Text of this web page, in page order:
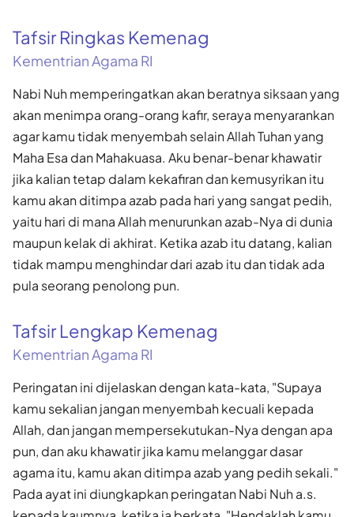
Tafsir Ringkas Kemenag
Kementrian Agama RI
Nabi Nuh memperingatkan akan beratnya siksaan yang
akan menimpa orang-orang kafir, seraya menyarankan
agar kamu tidak menyembah selain Allah Tuhan yang
Maha Esa dan Mahakuasa. Aku benar-benar khawatir
jika kalian tetap dalam kekafiran dan kemusyrikan itu
kamu akan ditimpa azab pada hari yang sangat pedih,
yaitu hari di mana Allah menurunkan azab-Nya di dunia
maupun kelak di akhirat. Ketika azab itu datang, kalian
tidak mampu menghindar dari azab itu dan tidak ada
pula seorang penolong pun.
Tafsir Lengkap Kemenag
Kementrian Agama RI
Peringatan ini dijelaskan dengan kata-kata, "Supaya
kamu sekalian jangan menyembah kecuali kepada
Allah, dan jangan mempersekutukan-Nya dengan apa
pun, dan aku khawatir jika kamu melanggar dasar
agama itu, kamu akan ditimpa azab yang pedih sekali."
Pada ayat ini diungkapkan peringatan Nabi Nuh a.s.